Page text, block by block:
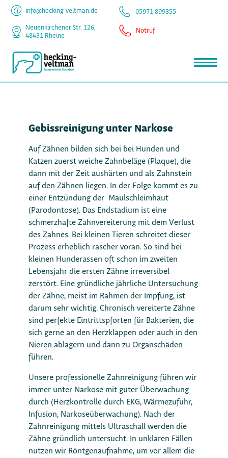
info@hecking-veltman.de
05971 899355
Neuenkirchener Str. 126,
48431 Rheine
Notruf
Gebissreinigung unter Narkose
Auf Zähnen bilden sich bei bei Hunden und
Katzen zuerst weiche Zahnbeläge (Plaque), die
dann mit der Zeit aushärten und als Zahnstein
auf den Zähnen liegen. In der Folge kommt es zu
einer Entzündung der Maulschleimhaut
(Parodontose). Das Endstadium ist eine
schmerzhafte Zahnvereiterung mit dem Verlust
des Zahnes. Bei kleinen Tieren schreitet dieser
Prozess erheblich rascher voran. So sind bei
kleinen Hunderassen oft schon im zweiten
Lebensjahr die ersten Zähne irreversibel
zerstört. Eine gründliche jährliche Untersuchung
der Zähne, meist im Rahmen der Impfung, ist
darum sehr wichtig. Chronisch vereiterte Zähne
sind perfekte Eintrittspforten für Bakterien, die
sich gerne an den Herzklappen oder auch in den
Nieren ablagern und dann zu Organschäden
führen.
Unsere professionelle Zahnreinigung führen wir
immer unter Narkose mit guter Überwachung
durch (Herzkontrolle durch EKG, Wärmezufuhr,
Infusion, Narkoseüberwachung). Nach der
Zahnreinigung mittels Ultraschall werden die
Zähne gründlich untersucht. In unklaren Fällen
nutzen wir Röntgenaufnahme, um vor allem die